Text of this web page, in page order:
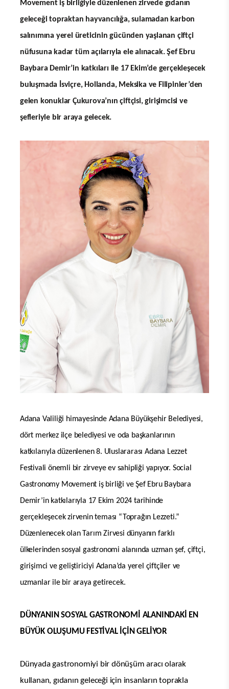
Movement iş birliğiyle düzenlenen zirvede gıdanın
geleceği topraktan hayvancılığa, sulamadan karbon
salınımına yerel üreticinin gücünden yaşlanan çiftçi
nüfusuna kadar tüm açılarıyla ele alınacak. Şef Ebru
Baybara Demir’in katkıları ile 17 Ekim’de gerçekleşecek
buluşmada İsviçre, Hollanda, Meksika ve Filipinler’den
gelen konuklar Çukurova’nın çiftçisi, girişimcisi ve
şefleriyle bir araya gelecek.
Adana Valiliği himayesinde Adana Büyükşehir Belediyesi,
dört merkez ilçe belediyesi ve oda başkanlarının
katkılarıyla düzenlenen 8. Uluslararası Adana Lezzet
Festivali önemli bir zirveye ev sahipliği yapıyor. Social
Gastronomy Movement iş birliği ve Şef Ebru Baybara
Demir’in katkılarıyla 17 Ekim 2024 tarihinde
gerçekleşecek zirvenin teması “Toprağın Lezzeti.”
Düzenlenecek olan Tarım Zirvesi dünyanın farklı
ülkelerinden sosyal gastronomi alanında uzman şef, çiftçi,
girişimci ve geliştiriciyi Adana’da yerel çiftçiler ve
uzmanlar ile bir araya getirecek.
DÜNYANIN SOSYAL GASTRONOMİ ALANINDAKİ EN
BÜYÜK OLUŞUMU FESTİVAL İÇİN GELİYOR
Dünyada gastronomiyi bir dönüşüm aracı olarak
kullanan, gıdanın geleceği için insanların toprakla